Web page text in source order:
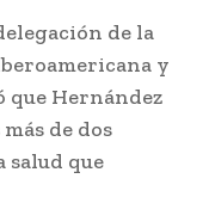
de la
y
que Hernández
de dos
salud que